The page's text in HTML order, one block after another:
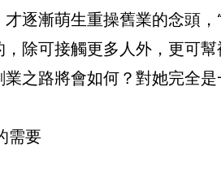
逐漸萌生重操舊業的念頭
除可接觸更多人外，更可
之路將會如何？對她完全是
需要